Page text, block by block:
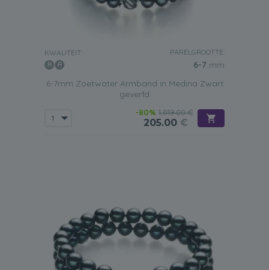
KWALITEIT: PARELGROOTTE:
6-7 mm
6-7mm Zoetwater Armband in Medina Zwart
geverfd
-80% 1,019.00 €
205.00 €